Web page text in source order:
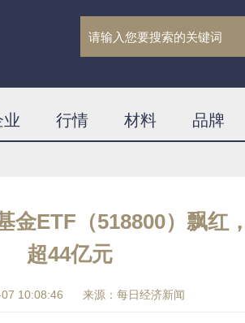
业 行情 材料 品牌
金ETF（518800）飘红
超44亿元
10:08:46 来源：每日经济新闻